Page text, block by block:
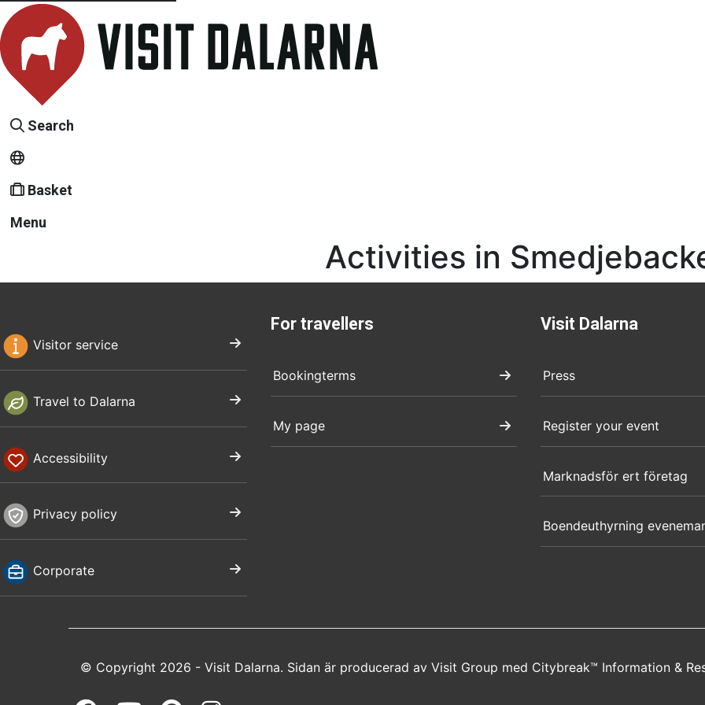
Search
Basket
Menu
Activities in
Visitor service
Travel to Dalarna
Accessibility
Privacy policy
Corporate
For travellers
Bookingterms
My page
Visit Dalarna
Press
Register your event
Marknadsför ert företag
Boendeuthyrning
© Copyright 2026 - Visit Dalarna. Sidan är producerad av Visit Group med Citybreak™ Information &